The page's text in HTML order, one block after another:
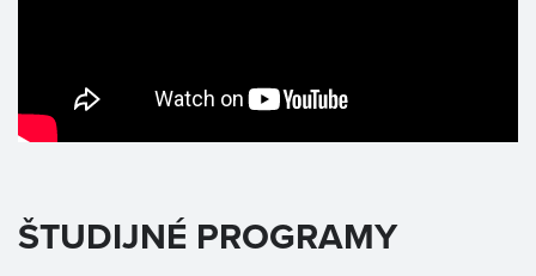
ŠTUDIJNÉ PROGRAMY